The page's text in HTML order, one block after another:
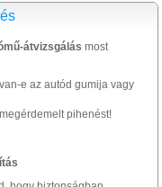
átvizsgálás most
e az autód gumija vagy
pihenést!